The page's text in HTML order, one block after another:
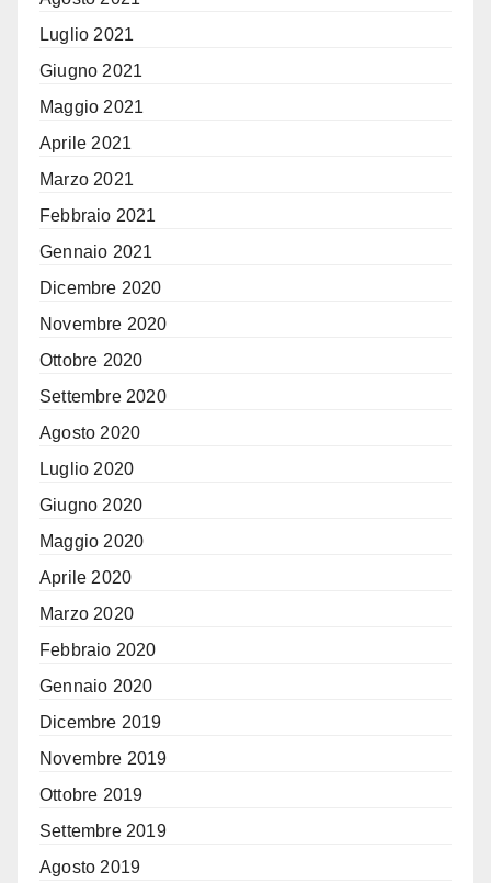
Luglio 2021
Giugno 2021
Maggio 2021
Aprile 2021
Marzo 2021
Febbraio 2021
Gennaio 2021
Dicembre 2020
Novembre 2020
Ottobre 2020
Settembre 2020
Agosto 2020
Luglio 2020
Giugno 2020
Maggio 2020
Aprile 2020
Marzo 2020
Febbraio 2020
Gennaio 2020
Dicembre 2019
Novembre 2019
Ottobre 2019
Settembre 2019
Agosto 2019